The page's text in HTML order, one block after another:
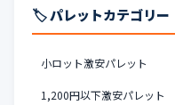
🏷️ パレットカテゴリー
小ロット激安パレット
1,200円以下激安パレット